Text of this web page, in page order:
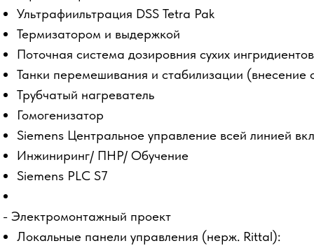
Ультрафиильтрация DSS Tetra Pak
Термизатором и выдержкой
Поточная система дозировния сухих
Танки перемешивания и стабилизации (внесение
Трубчатый нагреватель
Гомогенизатор
Siemens Центральное управление всей линией
Инжиниринг/ ПНР/ Обучение
Siemens PLC S7
- Электромонтажный проект
Локальные панели управления (нерж. Rittal):